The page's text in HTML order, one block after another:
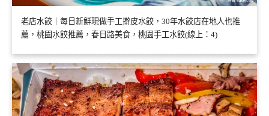
老店水餃｜每日新鮮現做手工擀皮水餃，30年水餃店在地人也推
薦，桃園水餃推薦，春日路美食，桃園手工水餃(線上：4)